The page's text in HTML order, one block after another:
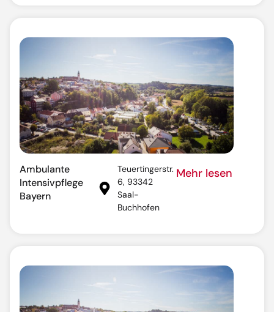
Ambulante
Intensivpflege
Bayern
Teuertingerstr.
6, 93342
Saal-
Buchhofen
Mehr lesen